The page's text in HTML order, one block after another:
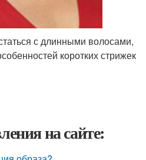
с длинными волосами,
коротких стрижек
на сайте: